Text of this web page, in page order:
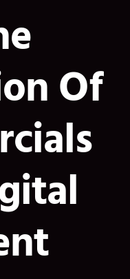
Of